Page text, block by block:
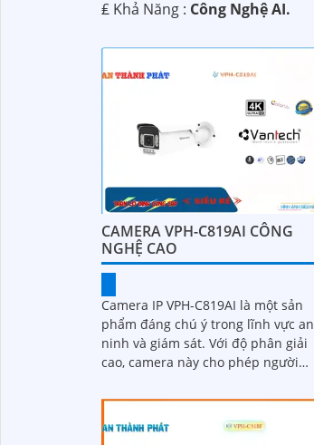
️₤ Khả Năng : Công Nghệ AI.
CAMERA VPH-C819AI CÔNG
NGHỆ CAO
Camera IP VPH-C819AI là một sản
phẩm đáng chú ý trong lĩnh vực an
ninh và giám sát. Với độ phân giải
cao, camera này cho phép người